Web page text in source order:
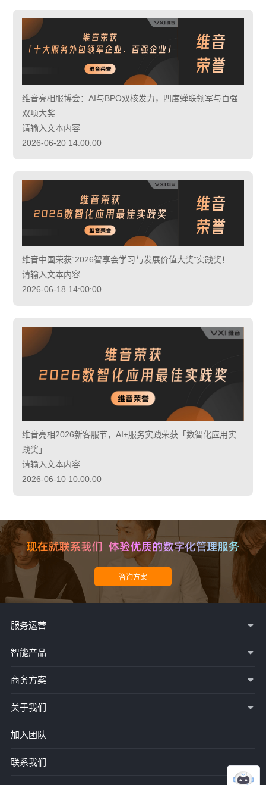
维音亮相服博会：AI与BPO双核发力，四度蝉联领军与百强
双项大奖
请输入文本内容
2026-06-20 14:00:00
维音中国荣获“2026智享会学习与发展价值大奖”实践奖！
请输入文本内容
2026-06-18 14:00:00
维音亮相2026新客服节，AI+服务实践荣获「数智化应用实
践奖」
请输入文本内容
2026-06-10 10:00:00
服务运营
智能产品
商务方案
关于我们
加入团队
联系我们